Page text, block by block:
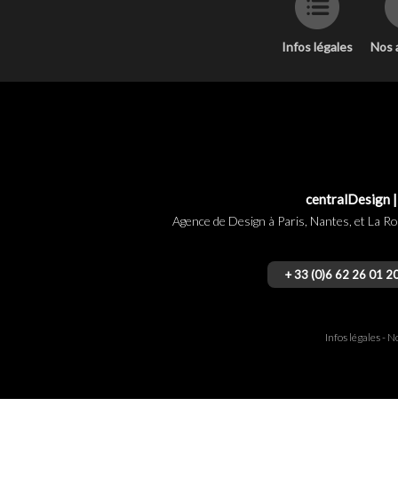
Infos légales Nos
centralDesign
Agence de Design à Paris, Nantes, et La
+ 33 (0)6 62 26 01
Infos légales-